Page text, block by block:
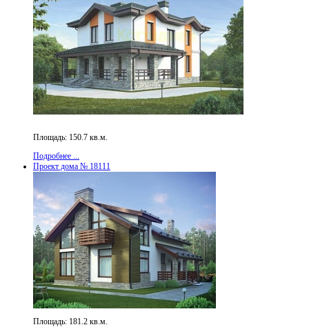
Площадь: 150.7 кв.м.
Подробнее ...
Проект дома № 18111
Площадь: 181.2 кв.м.